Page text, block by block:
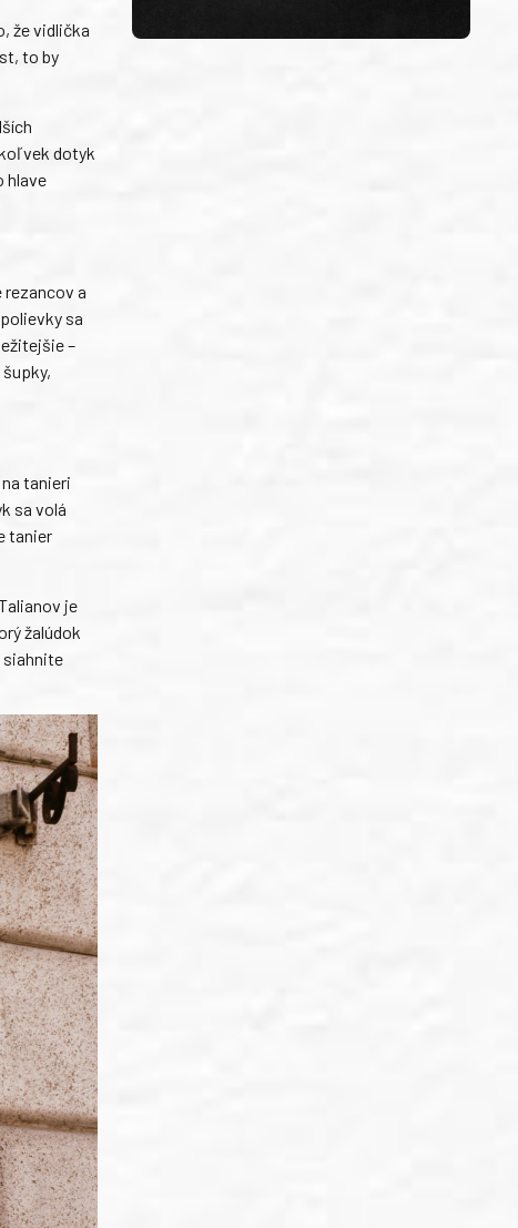
že vidlička
to by
dotyk
hlave
a
sa
–
tanieri
sa volá
tanier
je
žalúdok
siahnite